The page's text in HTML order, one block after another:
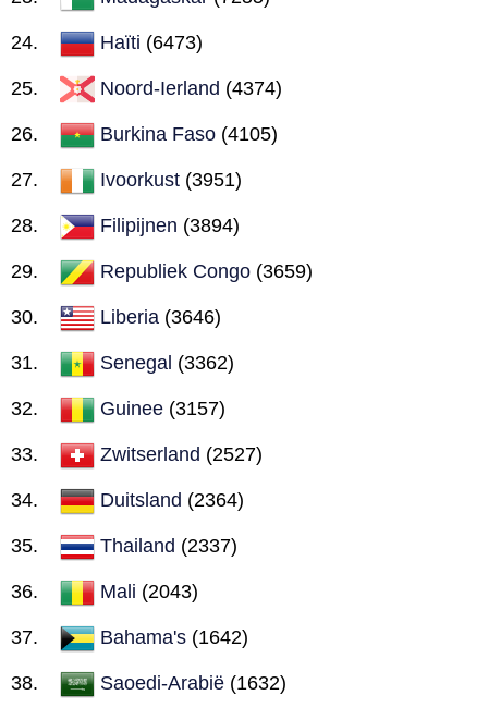
Haïti (6473)
Noord-Ierland (4374)
Burkina Faso (4105)
Ivoorkust (3951)
Filipijnen (3894)
Republiek Congo (3659)
Liberia (3646)
Senegal (3362)
Guinee (3157)
Zwitserland (2527)
Duitsland (2364)
Thailand (2337)
Mali (2043)
Bahama's (1642)
Saoedi-Arabië (1632)